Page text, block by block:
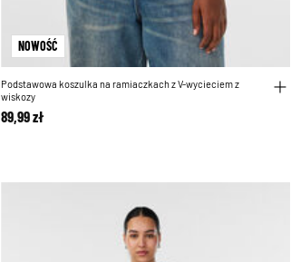
NOWOŚĆ
Podstawowa koszulka na ramiaczkach z V-wycieciem z
wiskozy
89,99 zł